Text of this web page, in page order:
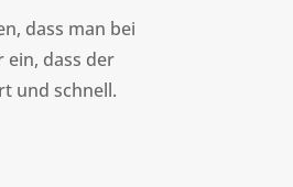
dass man bei
ein, dass der
und schnell.